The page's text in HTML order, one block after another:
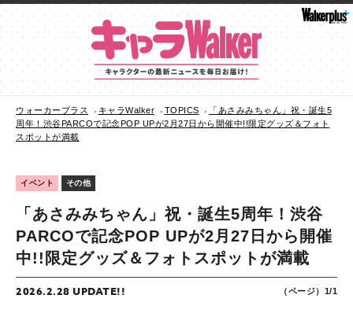
ウォーカープラス キャラWalker TOPICS
「あさみみちゃん」祝・誕生5
周年！渋谷PARCOで記念POP UPが2月27日から開催中!!限定グッズ＆フォト
スポットが満載
イベント その他
「あさみみちゃん」祝・誕生5周年！渋谷
PARCOで記念POP UPが2月27日から開催
中!!限定グッズ＆フォトスポットが満載
2026.2.28 UPDATE!! （ページ）1/1